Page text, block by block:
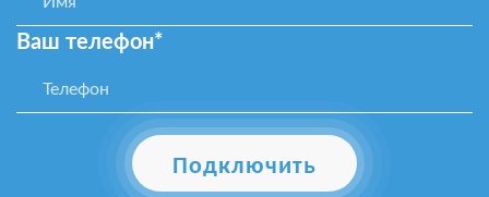
Ваш телефон*
Подключить